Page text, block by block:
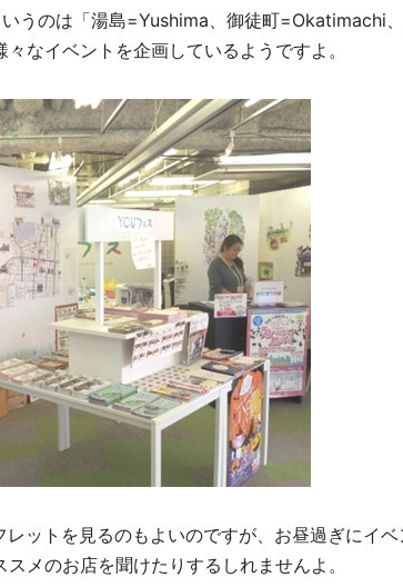
うのは「湯島=Yushima、御徒町=Okatimachi
なイベントを企画しているようですよ。
ットを見るのもよいのですが、お昼過ぎにイ
メのお店を聞けたりするしれませんよ。